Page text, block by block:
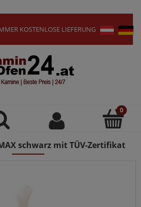
KOSTENLOSE LIEFERUNG
schwarz mit TÜV-Zertifikat